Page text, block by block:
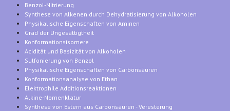
Benzol-Nitrierung
Synthese von Alkenen durch Dehydratisierung von Alkoholen
Physikalische Eigenschaften von Aminen
Grad der Ungesättigtheit
Konformationsisomere
Acidität und Basizität von Alkoholen
Sulfonierung von Benzol
Physikalische Eigenschaften von Carbonsäuren
Konformationsanalyse von Ethan
Elektrophile Additionsreaktionen
Alkine-Nomenklatur
Synthese von Estern aus Carbonsäuren - Veresterung